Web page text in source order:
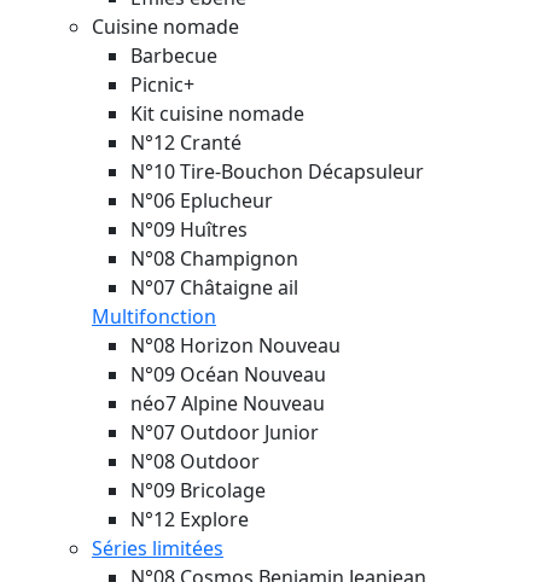
Cuisine nomade
Barbecue
Picnic+
Kit cuisine nomade
N°12 Cranté
N°10 Tire-Bouchon Décapsuleur
N°06 Eplucheur
N°09 Huîtres
N°08 Champignon
N°07 Châtaigne ail
Multifonction
N°08 Horizon Nouveau
N°09 Océan Nouveau
néo7 Alpine Nouveau
N°07 Outdoor Junior
N°08 Outdoor
N°09 Bricolage
N°12 Explore
Séries limitées